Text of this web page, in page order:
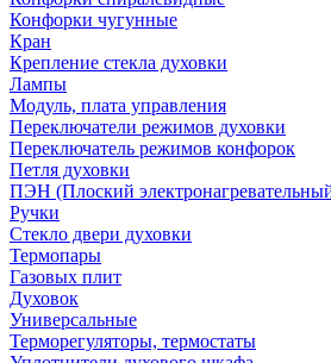
Конфорки чугунные
Кран
Крепление стекла духовки
Лампы
Модуль, плата управления
Переключатели режимов духовки
Переключатель режимов конфорок
Петля духовки
ПЭН (Плоский
Ручки
Стекло двери духовки
Термопары
Газовых плит
Духовок
Универсальные
Терморегуляторы, термостаты